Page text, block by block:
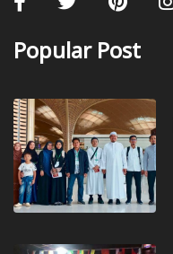
Popular Post